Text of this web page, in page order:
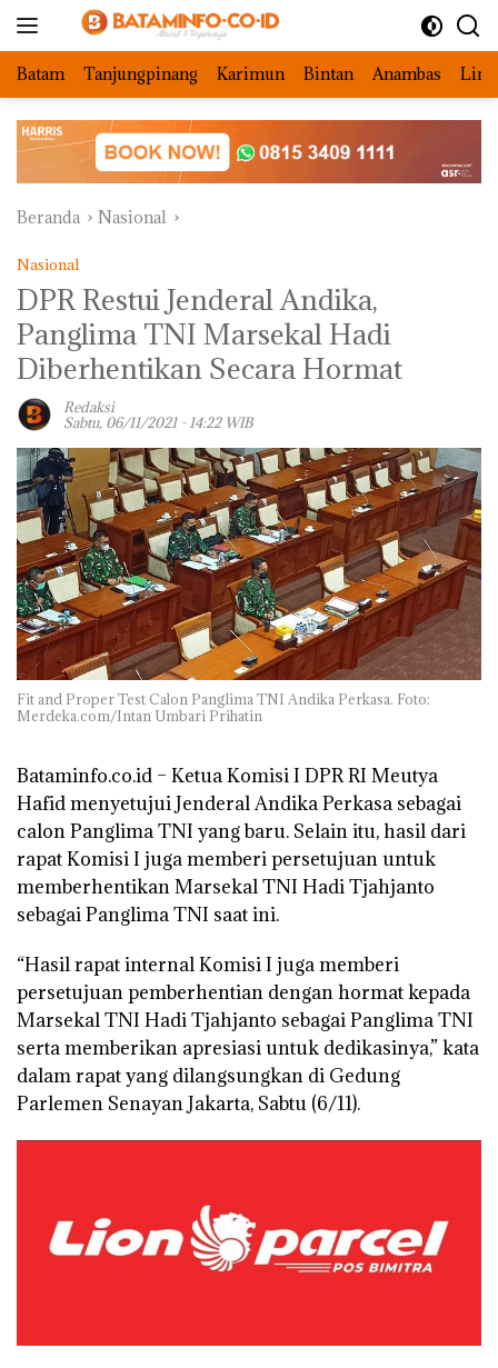
Batam Tanjungpinang Karimun Bintan Anambas
Beranda Nasional
Nasional
DPR Restui Jenderal Andika,
Panglima TNI Marsekal Hadi
Diberhentikan Secara Hormat
Redaksi
Sabtu, 06/11/2021 - 14:22 WIB
Fit and Proper Test Calon Panglima TNI Andika Perkasa. Foto:
Merdeka.com/Intan Umbari Prihatin
Bataminfo.co.id – Ketua Komisi I DPR RI Meutya
Hafid menyetujui Jenderal Andika Perkasa sebagai
calon Panglima TNI yang baru. Selain itu, hasil dari
rapat Komisi I juga memberi persetujuan untuk
memberhentikan Marsekal TNI Hadi Tjahjanto
sebagai Panglima TNI saat ini.
“Hasil rapat internal Komisi I juga memberi
persetujuan pemberhentian dengan hormat kepada
Marsekal TNI Hadi Tjahjanto sebagai Panglima TNI
serta memberikan apresiasi untuk dedikasinya,” kata
dalam rapat yang dilangsungkan di Gedung
Parlemen Senayan Jakarta, Sabtu (6/11).